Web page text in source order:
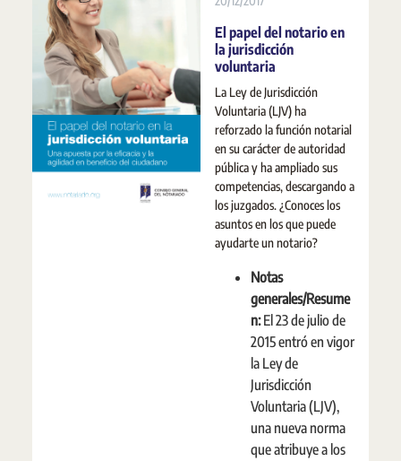
El papel del notario en
la jurisdicción
voluntaria
La Ley de Jurisdicción
Voluntaria (LJV) ha
reforzado la función notarial
en su carácter de autoridad
pública y ha ampliado sus
competencias, descargando a
los juzgados. ¿Conoces los
asuntos en los que puede
ayudarte un notario?
Notas
generales/Resume
n:El 23 de julio de
2015 entró en vigor
la Ley de
Jurisdicción
Voluntaria (LJV),
una nueva norma
que atribuye a los